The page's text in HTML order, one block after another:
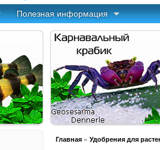
Полезная информация
Главная » Удобрения для